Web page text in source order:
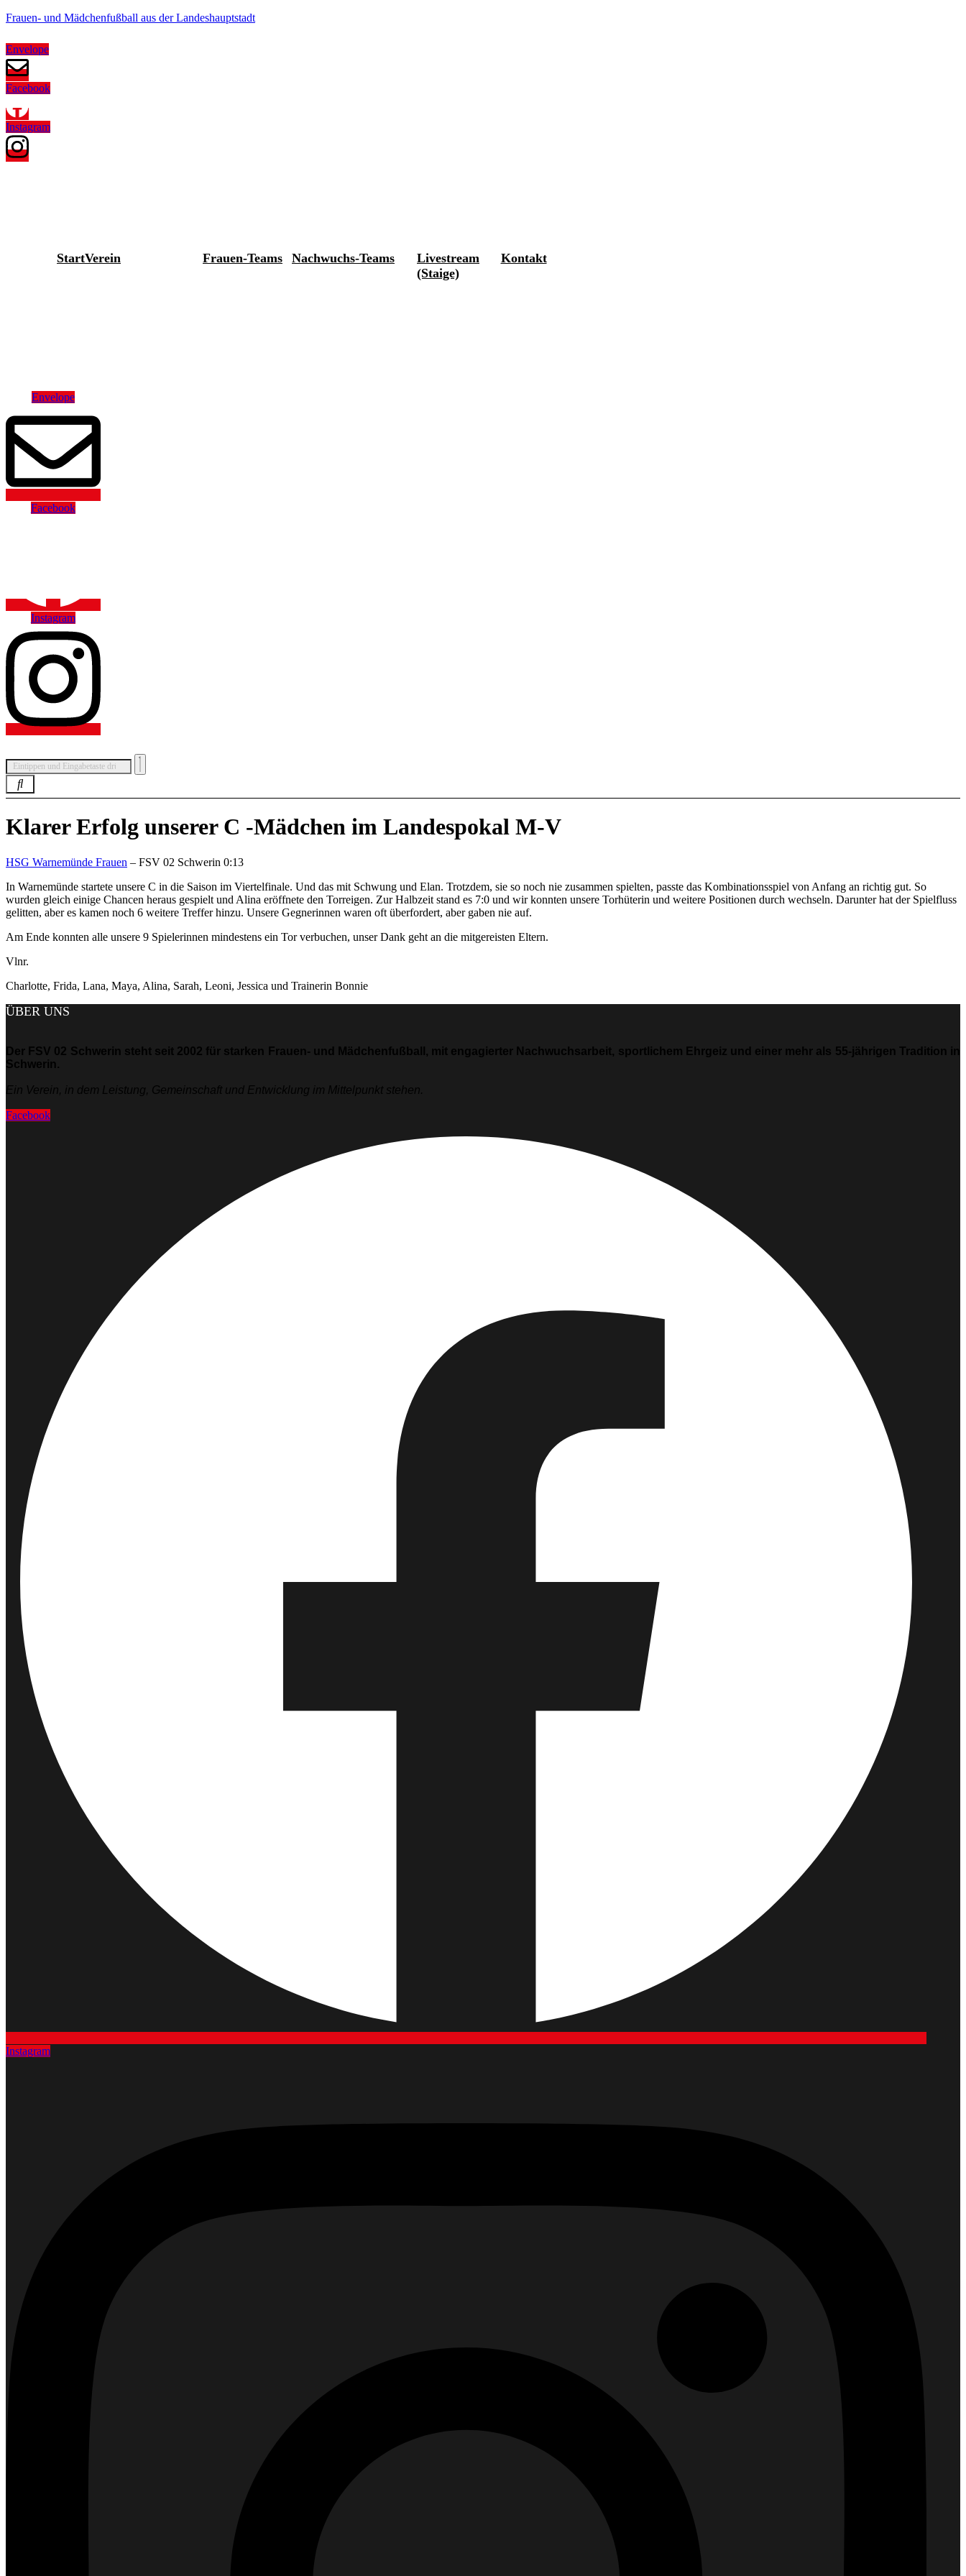
Frauen- und Mädchenfußball aus der Landeshauptstadt
Envelope
Facebook
Instagram
StartVerein Frauen-Teams Nachwuchs-Teams
Livestream
(Staige)
Kontakt
Envelope
Facebook
Instagram
Klarer Erfolg unserer C -Mädchen im Landespokal M-V
HSG Warnemünde Frauen – FSV 02 Schwerin 0:13
In Warnemünde startete unsere C in die Saison im Viertelfinale. Und das mit Schwung und Elan. Trotzdem, sie so noch nie zusammen spielten, passte das Kombinationsspiel von Anfang an richtig gut. So
wurden gleich einige Chancen heraus gespielt und Alina eröffnete den Torreigen. Zur Halbzeit stand es 7:0 und wir konnten unsere Torhüterin und weitere Positionen durch wechseln. Darunter hat der Spielfluss
gelitten, aber es kamen noch 6 weitere Treffer hinzu. Unsere Gegnerinnen waren oft überfordert, aber gaben nie auf.
Am Ende konnten alle unsere 9 Spielerinnen mindestens ein Tor verbuchen, unser Dank geht an die mitgereisten Eltern.
Vlnr.
Charlotte, Frida, Lana, Maya, Alina, Sarah, Leoni, Jessica und Trainerin Bonnie
ÜBER UNS
Der FSV 02 Schwerin steht seit 2002 für starken Frauen- und Mädchenfußball, mit engagierter Nachwuchsarbeit, sportlichem Ehrgeiz und einer mehr als 55-jährigen Tradition in
Schwerin.
Ein Verein, in dem Leistung, Gemeinschaft und Entwicklung im Mittelpunkt stehen.
Facebook
Instagram